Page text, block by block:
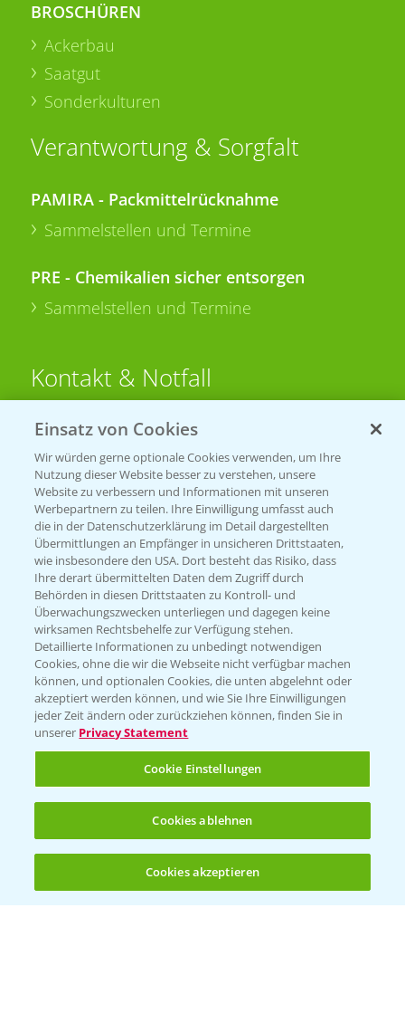
(noch 4)
BROSCHÜREN
Ackerbau
Saatgut
Sonderkulturen
Verantwortung & Sorgfalt
PAMIRA - Packmittelrücknahme
Sammelstellen und Termine
PRE - Chemikalien sicher entsorgen
Sammelstellen und Termine
Kontakt & Notfall
Beratung auf WhatsApp
T.+49 (0)174 346 564 1
KONTAKT
Hilfe in Notfällen
T.+49 (0)214/30-20220
Folgen Sie uns
Allgemeine Nutzungsbedingungen
Datenschutzerklärung
Impressum
Gebrauchshinweise
Einsatz von Cookies
Wir würden gerne optionale Cookies verwenden, um Ihre
Nutzung dieser Website besser zu verstehen, unsere
Website zu verbessern und Informationen mit unseren
Werbepartnern zu teilen. Ihre Einwilligung umfasst auch
die in der Datenschutzerklärung im Detail dargestellten
Übermittlungen an Empfänger in unsicheren Drittstaaten,
wie insbesondere den USA. Dort besteht das Risiko, dass
Ihre derart übermittelten Daten dem Zugriff durch
Behörden in diesen Drittstaaten zu Kontroll- und
Überwachungszwecken unterliegen und dagegen keine
wirksamen Rechtsbehelfe zur Verfügung stehen.
Detaillierte Informationen zu unbedingt notwendigen
Cookies, ohne die wir die Webseite nicht verfügbar machen
können, und optionalen Cookies, die unten abgelehnt oder
akzeptiert werden können, und wie Sie Ihre Einwilligungen
jeder Zeit ändern oder zurückziehen können, finden Sie in
unserer Privacy Statement
Cookie Einstellungen
Cookies ablehnen
Cookies akzeptieren